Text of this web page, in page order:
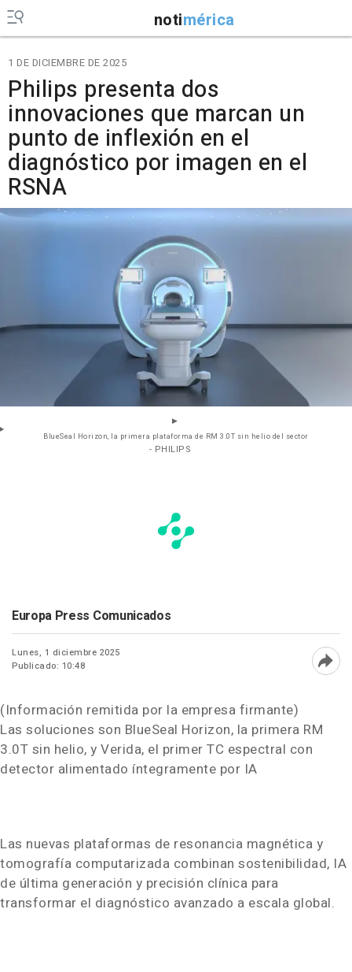
notimérica
1 DE DICIEMBRE DE 2025
Philips presenta dos
innovaciones que marcan un
punto de inflexión en el
diagnóstico por imagen en el
RSNA
BlueSeal Horizon, la primera plataforma de RM 3.0T sin helio del sector
- PHILIPS
Europa Press Comunicados
Lunes, 1 diciembre 2025
Publicado: 10:48
(Información remitida por la empresa firmante)
Las soluciones son BlueSeal Horizon, la primera RM
3.0T sin helio, y Verida, el primer TC espectral con
detector alimentado íntegramente por IA
Las nuevas plataformas de resonancia magnética y
tomografía computarizada combinan sostenibilidad, IA
de última generación y precisión clínica para
transformar el diagnóstico avanzado a escala global.